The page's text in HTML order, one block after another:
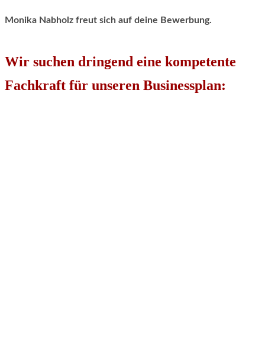
Monika Nabholz freut sich auf deine Bewerbung.
Wir suchen dringend eine kompetente
Fachkraft für unseren Businessplan: